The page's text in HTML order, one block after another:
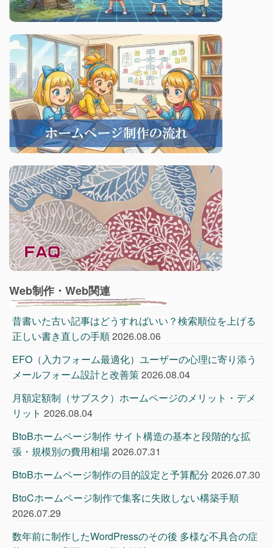
Web制作・Web関連
昔書いた古い記事はどうすればいい？検索順位を上げる
正しい書き直しの手順2026.08.06
EFO（入力フォーム最適化）ユーザーの心理に寄り添う
メールフォーム設計と改善策2026.08.04
月額定額制（サブスク）ホームページのメリット・デメ
リット 2026.08.04
BtoBホームページ制作 サイト構造の基本と段階的な拡
張・規模別の費用相場2026.07.31
BtoBホームページ制作の目的設定と予算配分 2026.07.30
BtoCホームページ制作で集客に失敗しない構築手順
2026.07.29
数年前に制作したWordPressのその後 多様な不具合の症